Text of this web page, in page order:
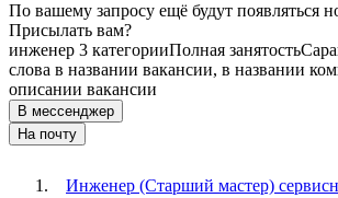
По вашему запросу ещё будут появляться
Присылать вам?
инженер 3 категорииПолная занятость
слова в названии вакансии, в названии
описании вакансии
В мессенджер
На почту
Инженер (Старший мастер)